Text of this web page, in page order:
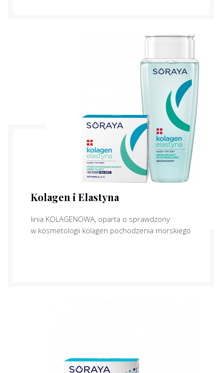
Kolagen i Elastyna
linia KOLAGENOWA, oparta o sprawdzony
w kosmetologii kolagen pochodzenia morskiego